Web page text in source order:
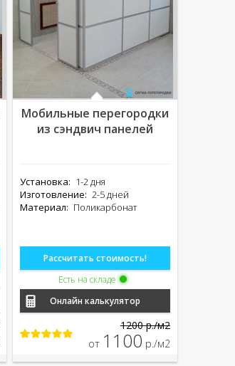
Мобильные перегородки
из сэндвич панелей
Установка: 1-2 дня
Изготовление: 2-5 дней
Материал: Поликарбонат
Рассчитать стоимость!
Есть на складе
Онлайн калькулятор
1200 р./м2
от 1100 р./м2